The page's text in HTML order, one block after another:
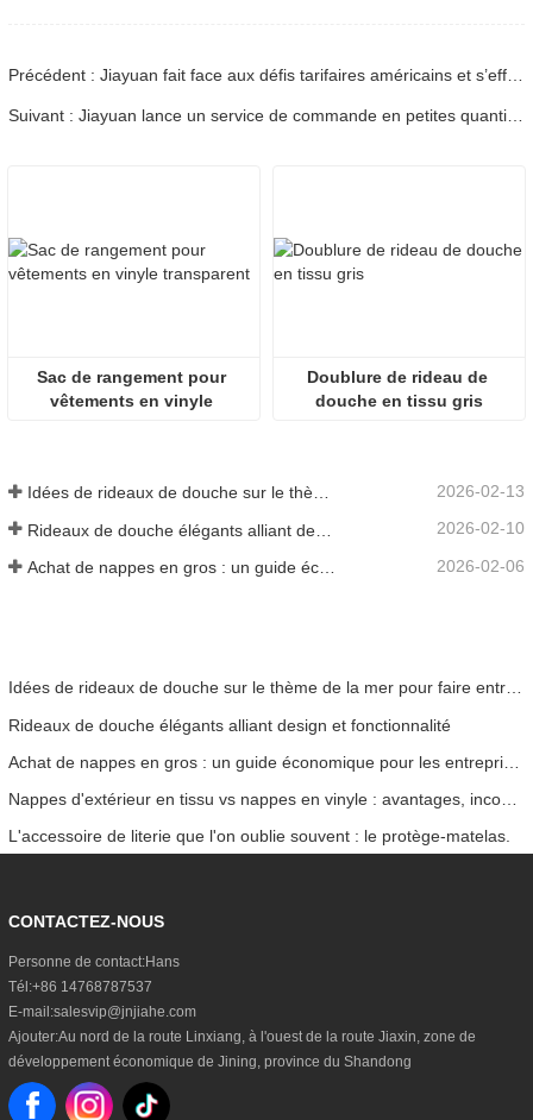
Sac de rangement pour
vêtements en vinyle
Doublure de rideau de
douche en tissu gris
Idées de rideaux de douche sur le thème de la mer pour faire entrer l'océan dans votre maison 2026-02-13
2026-02-10
2026-02-06
Idées de rideaux de douche sur le thème de la mer pour faire entrer l'océan dans votre maison
Rideaux de douche élégants alliant design et fonctionnalité
L'accessoire de literie que l'on oublie souvent : le protège-matelas.
CONTACTEZ-NOUS
Personne de contact:Hans
Tél:+86 14768787537
E-mail:salesvip@jnjiahe.com
Ajouter:Au nord de la route Linxiang, à l'ouest de la route Jiaxin, zone de
développement économique de Jining, province du Shandong